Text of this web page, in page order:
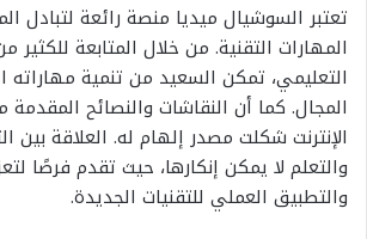
تعتبر السوشيال ميديا منصة رائعة لتبادل
المهارات التقنية. من خلال المتابعة للكثير
التعليمي، تمكن السعيد من تنمية مهاراته
المجال. كما أن النقاشات والنصائح المقدمة
الإنترنت شكلت مصدر إلهام له. العلاقة بين
والتعلم لا يمكن إنكارها، حيث تقدم فرصًا
والتطبيق العملي للتقنيات الجديدة.